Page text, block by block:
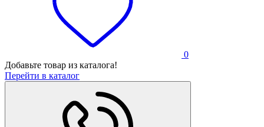
0
Добавьте товар из каталога!
Перейти в каталог